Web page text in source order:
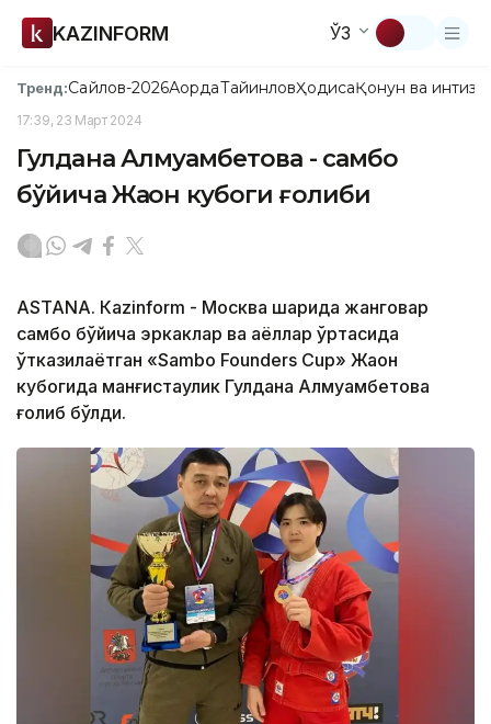
KAZINFORM ЎЗ
Тренд:Сайлов-2026АқордаТайинловҲодисаҚонун ва
17:39, 23 Март 2024
Гулдана Алмуҳамбетова - самбо
бўйича Жаҳон кубоги ғолиби
ASTANА. Кazinform - Москва шаҳрида жанговар
самбо бўйича эркаклар ва аёллар ўртасида
ўтказилаётган «Sambo Founders Cup» Жаҳон
кубогида манғистаулик Гулдана Алмуҳамбетова
ғолиб бўлди.